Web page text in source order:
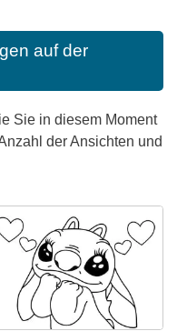
auf der
Sie in diesem Moment
der Ansichten und